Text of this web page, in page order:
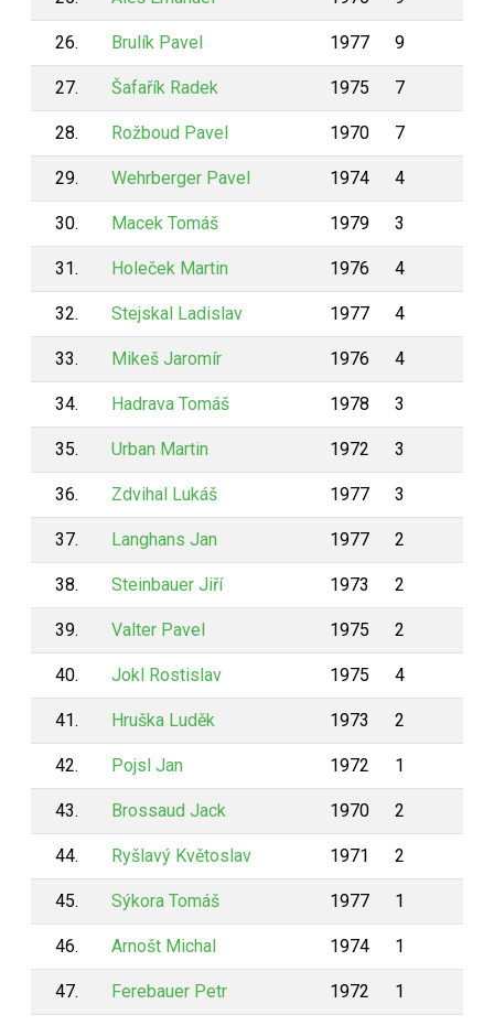
26. Brulík Pavel 1977 9
27. Šafařík Radek 1975 7
28. Rožboud Pavel 1970 7
29. Wehrberger Pavel 1974 4
30. Macek Tomáš 1979 3
31. Holeček Martin 1976 4
32. Stejskal Ladislav 1977 4
33. Mikeš Jaromír 1976 4
34. Hadrava Tomáš 1978 3
35. Urban Martin 1972 3
36. Zdvihal Lukáš 1977 3
37. Langhans Jan 1977 2
38. Steinbauer Jiří 1973 2
39. Valter Pavel 1975 2
40. Jokl Rostislav 1975 4
41. Hruška Luděk 1973 2
42. Pojsl Jan 1972 1
43. Brossaud Jack 1970 2
44. Ryšlavý Květoslav 1971 2
45. Sýkora Tomáš 1977 1
46. Arnošt Michal 1974 1
47. Ferebauer Petr 1972 1